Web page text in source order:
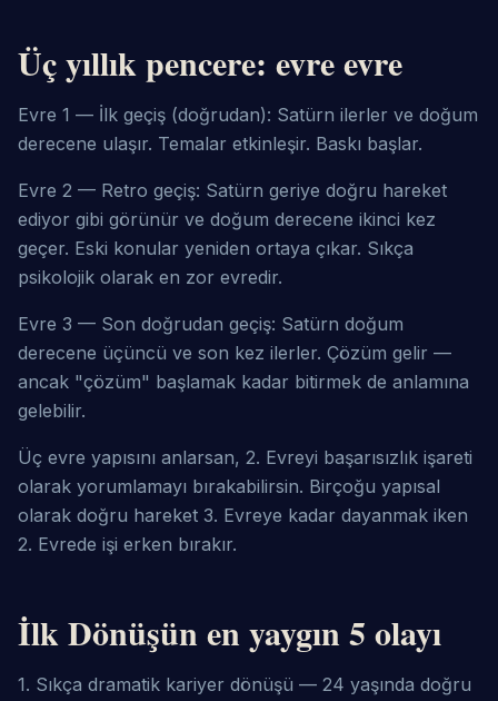
Üç yıllık pencere: evre evre
Evre 1 — İlk geçiş (doğrudan): Satürn ilerler ve doğum
derecene ulaşır. Temalar etkinleşir. Baskı başlar.
Evre 2 — Retro geçiş: Satürn geriye doğru hareket
ediyor gibi görünür ve doğum derecene ikinci kez
geçer. Eski konular yeniden ortaya çıkar. Sıkça
psikolojik olarak en zor evredir.
Evre 3 — Son doğrudan geçiş: Satürn doğum
derecene üçüncü ve son kez ilerler. Çözüm gelir —
ancak "çözüm" başlamak kadar bitirmek de anlamına
gelebilir.
Üç evre yapısını anlarsan, 2. Evreyi başarısızlık işareti
olarak yorumlamayı bırakabilirsin. Birçoğu yapısal
olarak doğru hareket 3. Evreye kadar dayanmak iken
2. Evrede işi erken bırakır.
İlk Dönüşün en yaygın 5 olayı
1. Sıkça dramatik kariyer dönüşü — 24 yaşında doğru